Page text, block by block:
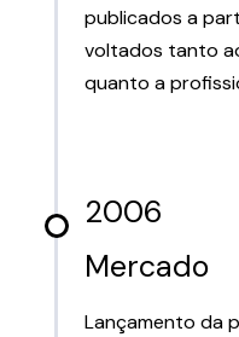
publicados a
voltados tanto
quanto a
2006
Mercado
Lançamento da